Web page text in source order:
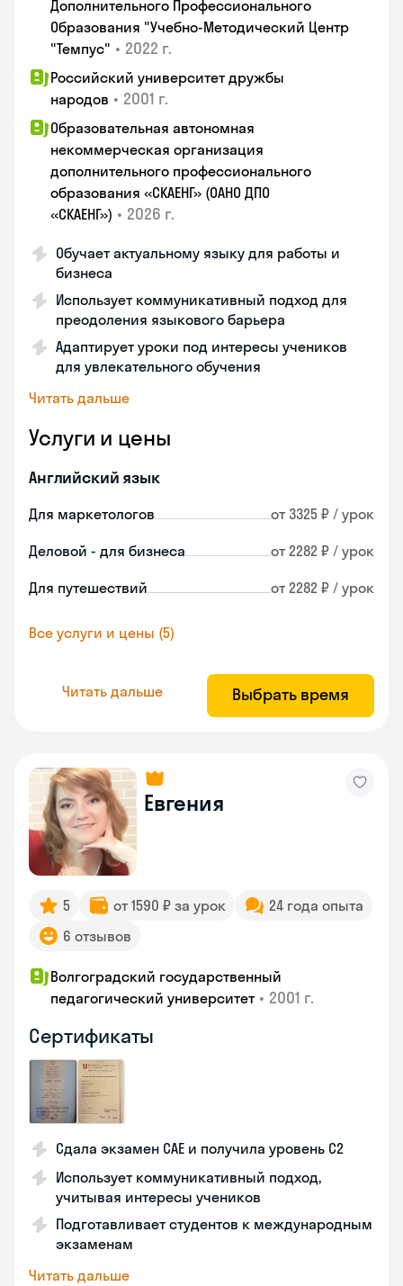
Дополнительного Профессионального
Образования "Учебно-Методический Центр
"Темпус" • 2022 г.
Российский университет дружбы
народов • 2001 г.
Образовательная автономная
некоммерческая организация
дополнительного профессионального
образования «СКАЕНГ» (ОАНО ДПО
«СКАЕНГ») • 2026 г.
Обучает актуальному языку для работы и
бизнеса
Использует коммуникативный подход для
преодоления языкового барьера
Адаптирует уроки под интересы учеников
для увлекательного обучения
Читать дальше
Услуги и цены
Английский язык
Для маркетологов от 3325 ₽ / урок
Деловой - для бизнеса от 2282 ₽ / урок
Для путешествий от 2282 ₽ / урок
Все услуги и цены (5)
Читать дальше Выбрать время
Евгения
5 от 1590 ₽ за урок
24 года опыта
6 отзывов
Волгоградский государственный
педагогический университет • 2001 г.
Сертификаты
Сдала экзамен CAE и получила уровень С2
Использует коммуникативный подход,
учитывая интересы учеников
Подготавливает студентов к международным
экзаменам
Читать дальше